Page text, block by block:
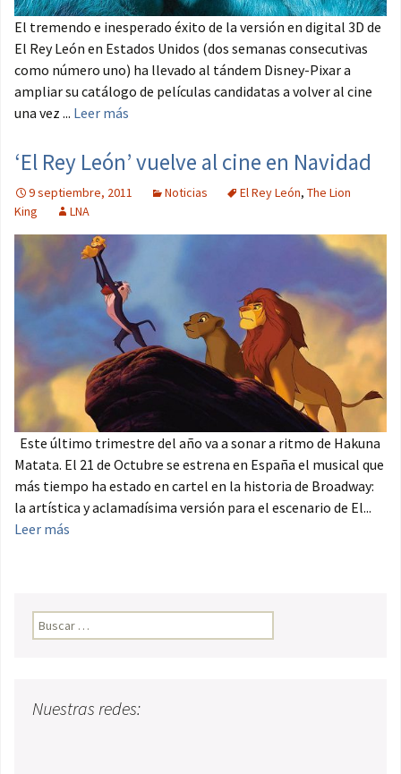
El tremendo e inesperado éxito de la versión en digital 3D de
El Rey León en Estados Unidos (dos semanas consecutivas
como número uno) ha llevado al tándem Disney-Pixar a
ampliar su catálogo de películas candidatas a volver al cine
una vez ... Leer más
‘El Rey León’ vuelve al cine en Navidad
9 septiembre, 2011 Noticias El Rey León, The Lion
King
LNA
Este último trimestre del año va a sonar a ritmo de Hakuna
Matata. El 21 de Octubre se estrena en España el musical que
más tiempo ha estado en cartel en la historia de Broadway:
la artística y aclamadísima versión para el escenario de El...
Leer más
Buscar:
Nuestras redes: